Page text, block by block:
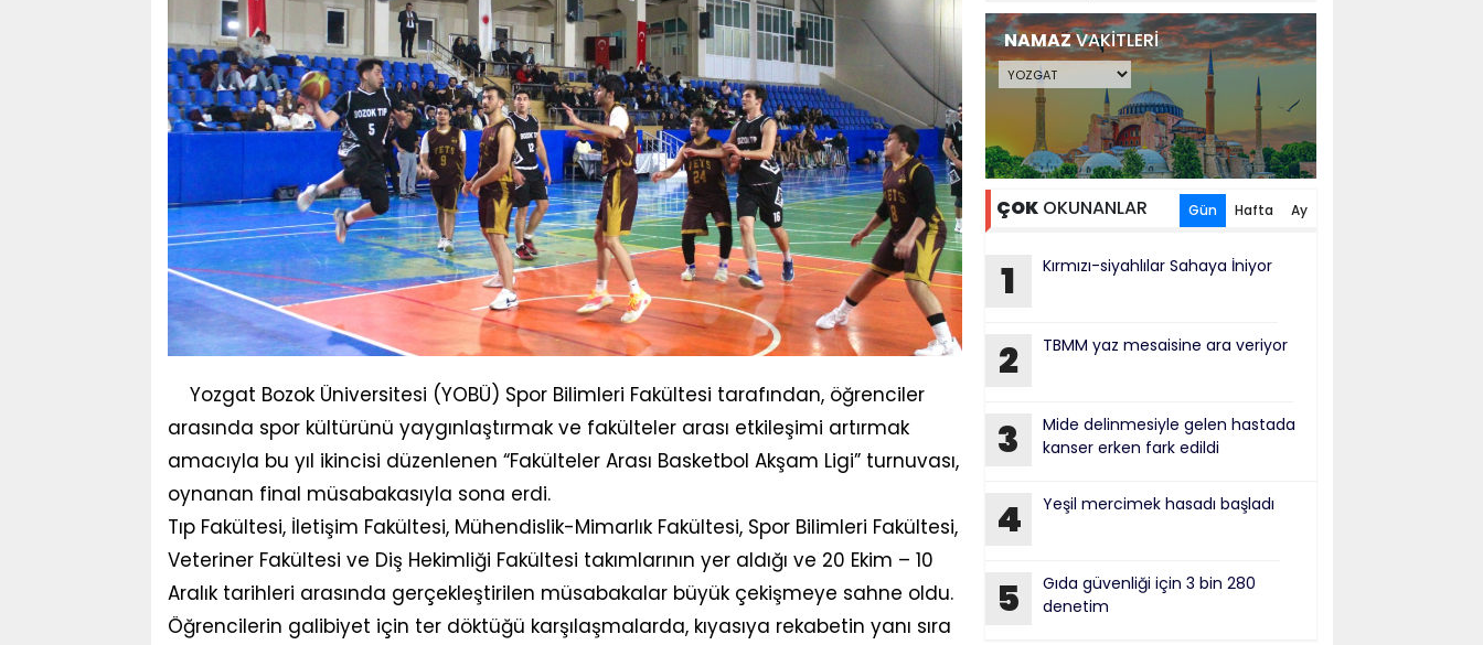
Yozgat Bozok Üniversitesi (YOBÜ) Spor Bilimleri Fakültesi tarafından, öğrenciler
arasında spor kültürünü yaygınlaştırmak ve fakülteler arası etkileşimi artırmak
amacıyla bu yıl ikincisi düzenlenen “Fakülteler Arası Basketbol Akşam Ligi” turnuvası,
oynanan final müsabakasıyla sona erdi.
Tıp Fakültesi, İletişim Fakültesi, Mühendislik-Mimarlık Fakültesi, Spor Bilimleri Fakültesi,
Veteriner Fakültesi ve Diş Hekimliği Fakültesi takımlarının yer aldığı ve 20 Ekim – 10
Aralık tarihleri arasında gerçekleştirilen müsabakalar büyük çekişmeye sahne oldu.
Öğrencilerin galibiyet için ter döktüğü karşılaşmalarda, kıyasıya rekabetin yanı sıra
NAMAZVAKİTLERİ
ÇOKOKUNANLAR Gün Hafta Ay
1 Kırmızı-siyahlılar Sahaya İniyor
2 TBMM yaz mesaisine ara veriyor
3
Mide delinmesiyle gelen hastada
kanser erken fark edildi
4 Yeşil mercimek hasadı başladı
5
Gıda güvenliği için 3 bin 280
denetim